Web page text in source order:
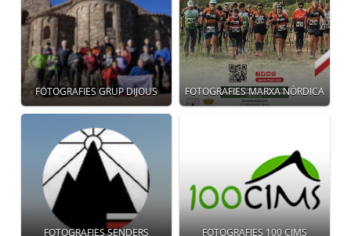
FOTOGRAFIES GRUP DIJOUS FOTOGRAFIES MARXA NÒRDICA
FOTOGRAFIES SENDERS FOTOGRAFIES 100 CIMS